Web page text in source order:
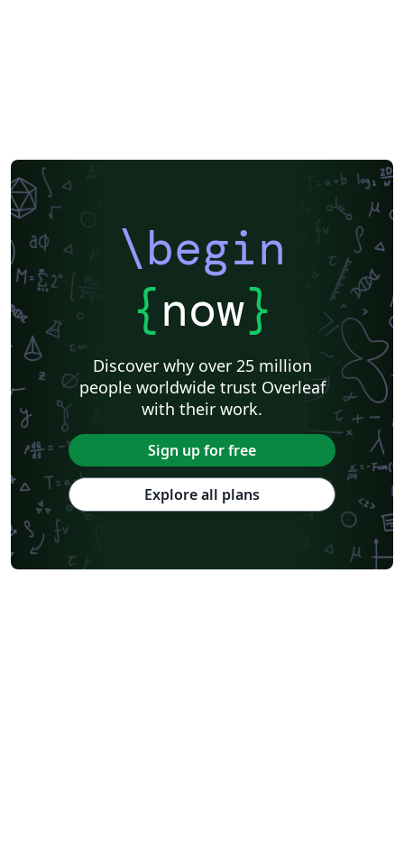
\begin
{now}
Discover why over 25 million
people worldwide trust Overleaf
with their work.
Sign up for free
Explore all plans